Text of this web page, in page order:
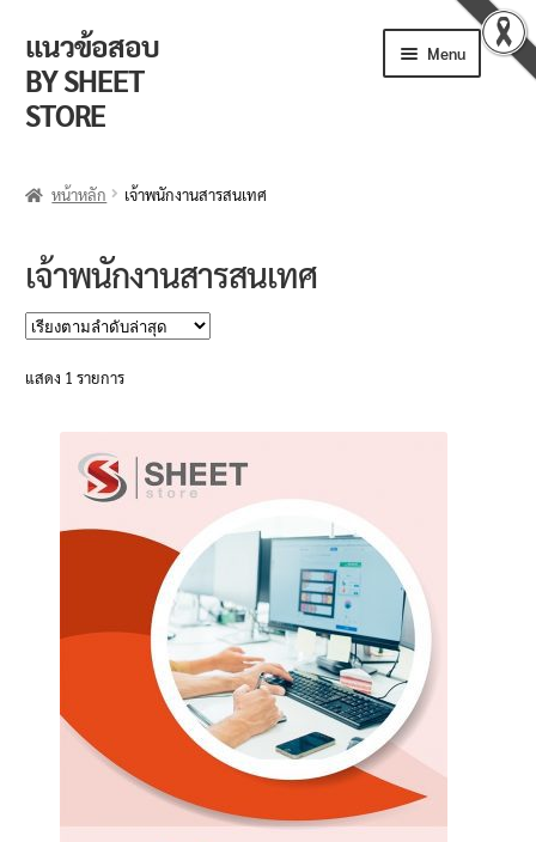
Skip
to
navigation
Skip
to
content
แนวข้อสอบ
BY SHEET
STORE
Menu
วิธีการสั่งซื้อ
แจ้งชำระเงิน
ติดตามพัสดุ
ข่าวเปิดสอบงานราชการ
นโยบายคืนสินค้าและการจัดส่ง​
คำถามที่พบบ่อย
หน้าหลัก เจ้าพนักงานสารสนเทศ
เจ้าพนักงานสารสนเทศ
แสดง 1 รายการ